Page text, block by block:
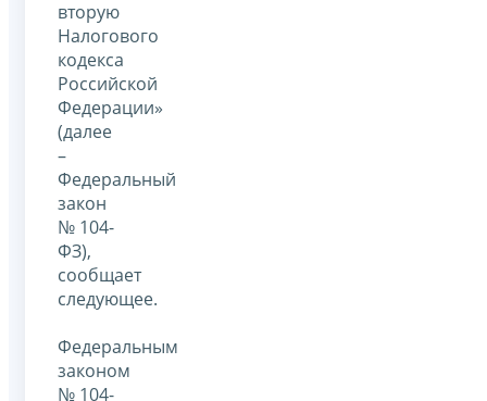
вторую
Налогового
кодекса
Российской
Федерации»
(далее
–
Федеральный
закон
№ 104-
ФЗ),
сообщает
следующее.
Федеральным
законом
№ 104-